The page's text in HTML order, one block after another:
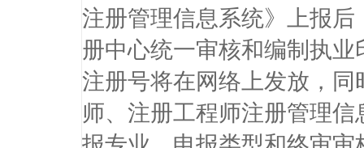
注册管理信息系统》上报
册中心统一审核和编制执
注册号将在网络上发放，
师、注册工程师注册管理